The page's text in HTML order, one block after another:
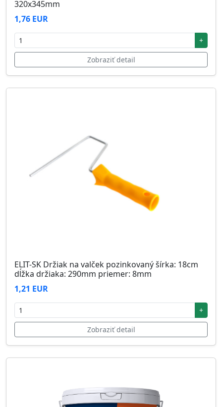
320x345mm
1,76 EUR
+
Zobraziť detail
ELIT-SK Držiak na valček pozinkovaný šírka: 18cm
dĺžka držiaka: 290mm priemer: 8mm
1,21 EUR
+
Zobraziť detail